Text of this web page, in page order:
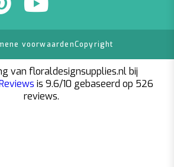
voorwaardenCopyright
van floraldesignsupplies.nl bij
is 9.6/10 gebaseerd op 526
reviews.